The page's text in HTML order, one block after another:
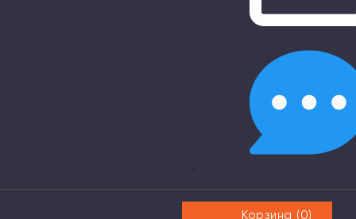
×
Корзина (0)